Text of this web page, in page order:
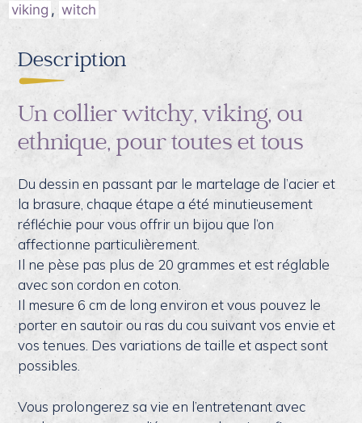
viking , witch
Description
Un collier witchy, viking, ou
ethnique, pour toutes et tous
Du dessin en passant par le martelage de l’acier et
la brasure, chaque étape a été minutieusement
réfléchie pour vous offrir un bijou que l’on
affectionne particulièrement.
Il ne pèse pas plus de 20 grammes et est réglable
avec son cordon en coton.
Il mesure 6 cm de long environ et vous pouvez le
porter en sautoir ou ras du cou suivant vos envie et
vos tenues. Des variations de taille et aspect sont
possibles.
Vous prolongerez sa vie en l’entretenant avec